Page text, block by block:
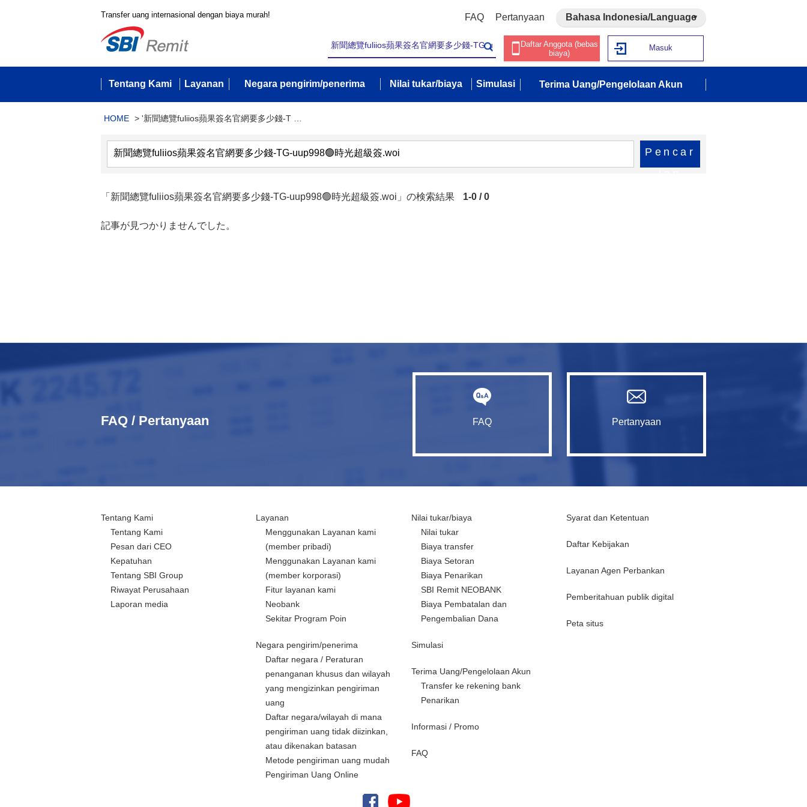
Transfer uang internasional dengan biaya murah! FAQ Pertanyaan Bahasa Indonesia/Language
Daftar Anggota (bebas
biaya)
Masuk
Tentang Kami Layanan Negara pengirim/penerima Nilai tukar/biaya Simulasi Terima Uang/Pengelolaan Akun
HOME > '新聞總覽fuliios蘋果簽名官網要多少錢-T …
Pencar
「新聞總覽fuliios蘋果簽名官網要多少錢-TG-uup998🟢時光超級簽.woi」の検索結果 1-0 / 0
記事が見つかりませんでした。
FAQ / Pertanyaan FAQ Pertanyaan
Tentang Kami
Tentang Kami
Pesan dari CEO
Kepatuhan
Tentang SBI Group
Riwayat Perusahaan
Laporan media
Layanan
Menggunakan Layanan kami
(member pribadi)
Menggunakan Layanan kami
(member korporasi)
Fitur layanan kami
Neobank
Sekitar Program Poin
Negara pengirim/penerima
Daftar negara / Peraturan
penanganan khusus dan wilayah
yang mengizinkan pengiriman
uang
Daftar negara/wilayah di mana
pengiriman uang tidak diizinkan,
atau dikenakan batasan
Metode pengiriman uang mudah
Pengiriman Uang Online
Nilai tukar/biaya
Nilai tukar
Biaya transfer
Biaya Setoran
Biaya Penarikan
SBI Remit NEOBANK
Biaya Pembatalan dan
Pengembalian Dana
Simulasi
Terima Uang/Pengelolaan Akun
Transfer ke rekening bank
Penarikan
Informasi / Promo
FAQ
Syarat dan Ketentuan
Daftar Kebijakan
Layanan Agen Perbankan
Pemberitahuan publik digital
Peta situs